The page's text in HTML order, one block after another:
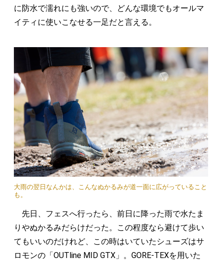
に防水で濡れにも強いので、どんな環境でもオールマ
イティに使いこなせる一足だと言える。
大雨の翌日なんかは、こんなぬかるみが道一面に広がっていること
も。
先日、フェスへ行ったら、前日に降った雨で水たま
りやぬかるみだらけだった。この程度なら避けて歩い
てもいいのだけれど、この時はいていたシューズはサ
ロモンの「OUTline MID GTX」。GORE-TEXを用いた